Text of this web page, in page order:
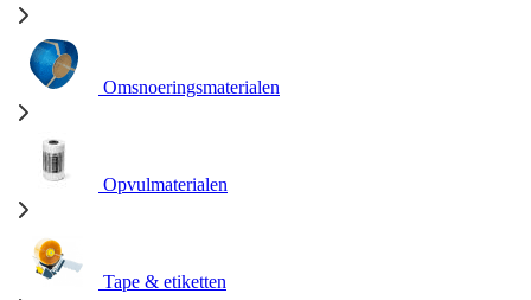
Omsnoeringsmaterialen
Opvulmaterialen
Tape & etiketten